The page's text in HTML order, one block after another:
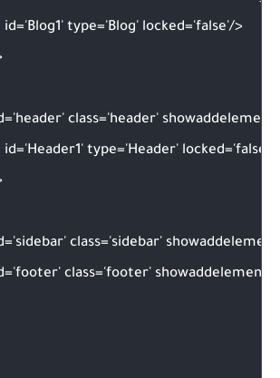
id='Blog1' type='Blog' locked='false'/>
id='header' class='header'
id='Header1' type='Header' locked='false'/
class='sidebar'
class='footer'